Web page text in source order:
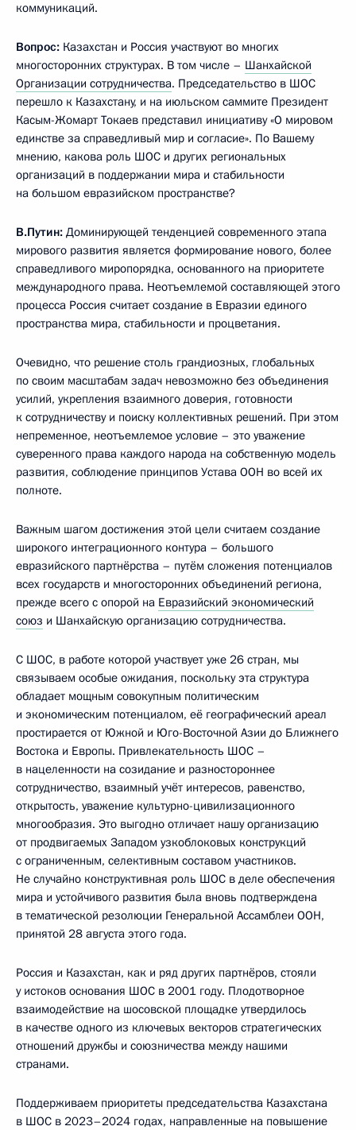
коммуникаций.
Вопрос: Казахстан и Россия участвуют во многих
многосторонних структурах. В том числе – Шанхайской
Организации сотрудничества. Председательство в ШОС
перешло к Казахстану, и на июльском саммите Президент
Касым-Жомарт Токаев представил инициативу «О мировом
единстве за справедливый мир и согласие». По Вашему
мнению, какова роль ШОС и других региональных
организаций в поддержании мира и стабильности
на большом евразийском пространстве?
В.Путин: Доминирующей тенденцией современного этапа
мирового развития является формирование нового, более
справедливого миропорядка, основанного на приоритете
международного права. Неотъемлемой составляющей этого
процесса Россия считает создание в Евразии единого
пространства мира, стабильности и процветания.
Очевидно, что решение столь грандиозных, глобальных
по своим масштабам задач невозможно без объединения
усилий, укрепления взаимного доверия, готовности
к сотрудничеству и поиску коллективных решений. При этом
непременное, неотъемлемое условие – это уважение
суверенного права каждого народа на собственную модель
развития, соблюдение принципов Устава ООН во всей их
полноте.
Важным шагом достижения этой цели считаем создание
широкого интеграционного контура – большого
евразийского партнёрства – путём сложения потенциалов
всех государств и многосторонних объединений региона,
прежде всего с опорой на Евразийский экономический
союз и Шанхайскую организацию сотрудничества.
С ШОС, в работе которой участвует уже 26 стран, мы
связываем особые ожидания, поскольку эта структура
обладает мощным совокупным политическим
и экономическим потенциалом, её географический ареал
простирается от Южной и Юго-Восточной Азии до Ближнего
Востока и Европы. Привлекательность ШОС –
в нацеленности на созидание и разностороннее
сотрудничество, взаимный учёт интересов, равенство,
открытость, уважение культурно-цивилизационного
многообразия. Это выгодно отличает нашу организацию
от продвигаемых Западом узкоблоковых конструкций
с ограниченным, селективным составом участников.
Не случайно конструктивная роль ШОС в деле обеспечения
мира и устойчивого развития была вновь подтверждена
в тематической резолюции Генеральной Ассамблеи ООН,
принятой 28 августа этого года.
Россия и Казахстан, как и ряд других партнёров, стояли
у истоков основания ШОС в 2001 году. Плодотворное
взаимодействие на шосовской площадке утвердилось
в качестве одного из ключевых векторов стратегических
отношений дружбы и союзничества между нашими
странами.
Поддерживаем приоритеты председательства Казахстана
в ШОС в 2023–2024 годах, направленные на повышение